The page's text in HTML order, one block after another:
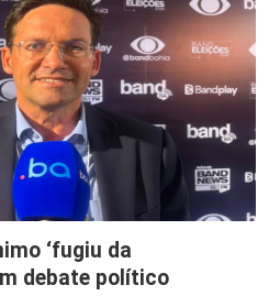
‘fugiu da
debate político